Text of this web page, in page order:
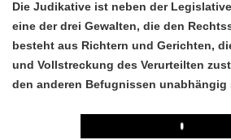
Die Judikative ist neben der
eine der drei Gewalten, die den
besteht aus Richtern und Gerichten,
und Vollstreckung des Verurteilten
den anderen Befugnissen unabhängig
Play